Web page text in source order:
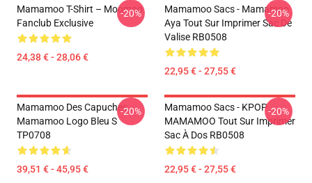
Mamamoo T-Shirt – Moomoo
Fanclub Exclusive
24,38 € - 28,06 €
-20%
Mamamoo Sacs - Mamamoo
Aya Tout Sur Imprimer Sac De
Valise RB0508
22,95 € - 27,55 €
-20%
Mamamoo Des Capuches...
Mamamoo Logo Bleu S
TP0708
39,51 € - 45,95 €
-20%
Mamamoo Sacs - KPOP
MAMAMOO Tout Sur Imprimer
Sac À Dos RB0508
22,95 € - 27,55 €
-20%